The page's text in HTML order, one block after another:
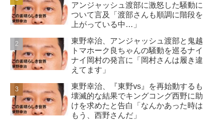
アンジャッシュ渡部に激怒した騒動に
ついて言及「渡部さんも順調に階段を
上がっている中…」
東野幸治、アンジャッシュ渡部と鬼越
トマホーク良ちゃんの騒動を巡るナイ
ナイ岡村の発言に「岡村さんは履き違
えてます」
東野幸治、『東野vs』を再始動するも
壊滅的な結果でキングコング西野に助
けを求めたと告白「なんかあった時は
もう、西野さんだ」